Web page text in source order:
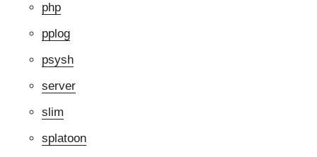
php
pplog
psysh
server
slim
splatoon